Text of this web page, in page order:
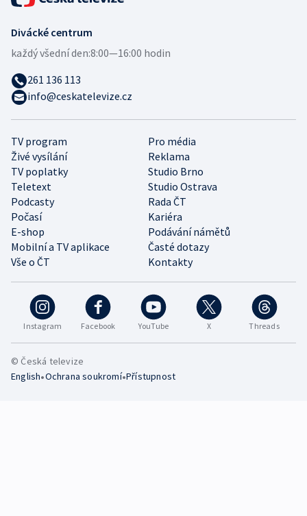
Instagram Facebook YouTube X Threads
TV program
Pro média
Živé vysílání
Reklama
TV poplatky
Studio Brno
Teletext
Studio Ostrava
Podcasty
Rada ČT
Počasí
Kariéra
E-shop
Podávání námětů
Mobilní a TV aplikace
Časté dotazy
Vše o ČT
Kontakty
Divácké centrum
každý všední den:8:00—16:00 hodin
261 136 113
info@ceskatelevize.cz
© Česká televize
English•Ochrana soukromí•Přístupnost